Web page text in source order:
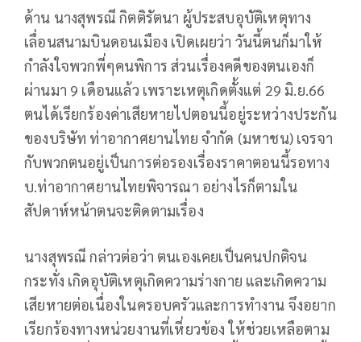
ด้าน นางสุพรณี กิตติรัตนา ผู้ประสบอุบัติเหตุทาง
เลื่อนสนามบินดอนเมือง เปิดเผยว่า วันนี้ตนก็มาให้
กำลังใจพวกพี่ๆคนพิการ ส่วนเรื่องคดีของตนเองก็
ผ่านมา 9 เดือนแล้ว เพราะเหตุเกิดตั้งแต่ 29 มิ.ย.66
ตนได้เรียกร้องค่าเสียหายไปตอนนี้อยู่ระหว่างประกัน
ของบริษัท ท่าอากาศยานไทย จำกัด (มหาชน) เจรจา
กับพวกตนอยู่เป็นการต่อรองเรื่องราคาตอนนี้รอทาง
บ.ท่าอากาศยานไทยพิจารณา อย่างไรก็ตามใน
สัปดาห์หน้าตนจะติดตามเรื่อง
นางสุพรณี กล่าวต่อว่า ตนเองเคยเป็นคนปกติจน
กระทั่ง เกิดอุบัติเหตุเกิดความร่างกาย และเกิดความ
เสียหายต่อเนื่องในครอบครัวและการทำงาน จึงอยาก
เรียกร้องทางหน่วยงานที่เหี่ยวข้อง ให้ช่วยเหลือตาม